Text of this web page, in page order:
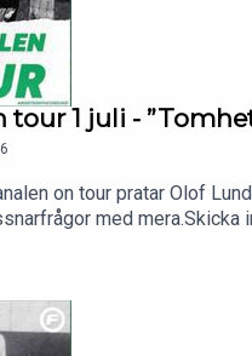
1 juli -
on tour pratar Olof
med